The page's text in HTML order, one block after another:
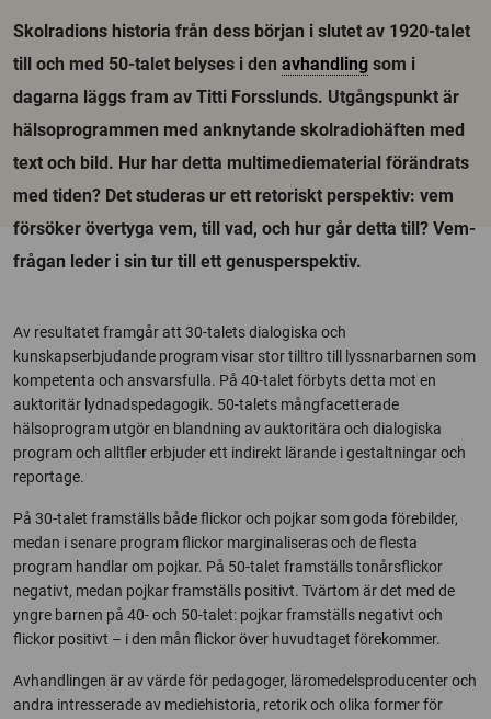
Skolradions historia från dess början i slutet av 1920-talet
till och med 50-talet belyses i den avhandling som i
dagarna läggs fram av Titti Forsslunds. Utgångspunkt är
hälsoprogrammen med anknytande skolradiohäften med
text och bild. Hur har detta multimediematerial förändrats
med tiden? Det studeras ur ett retoriskt perspektiv: vem
försöker övertyga vem, till vad, och hur går detta till? Vem-
frågan leder i sin tur till ett genusperspektiv.
Av resultatet framgår att 30-talets dialogiska och
kunskapserbjudande program visar stor tilltro till lyssnarbarnen som
kompetenta och ansvarsfulla. På 40-talet förbyts detta mot en
auktoritär lydnadspedagogik. 50-talets mångfacetterade
hälsoprogram utgör en blandning av auktoritära och dialogiska
program och alltfler erbjuder ett indirekt lärande i gestaltningar och
reportage.
På 30-talet framställs både flickor och pojkar som goda förebilder,
medan i senare program flickor marginaliseras och de flesta
program handlar om pojkar. På 50-talet framställs tonårsflickor
negativt, medan pojkar framställs positivt. Tvärtom är det med de
yngre barnen på 40- och 50-talet: pojkar framställs negativt och
flickor positivt – i den mån flickor över huvudtaget förekommer.
Avhandlingen är av värde för pedagoger, läromedelsproducenter och
andra intresserade av mediehistoria, retorik och olika former för